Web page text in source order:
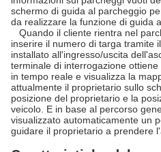
schermo di guida al parcheggio
da realizzare la funzione di guida
Quando il cliente rientra nel
inserire il numero di targa tramite
installato all'ingresso/uscita
terminale di interrogazione
in tempo reale e visualizza la
attualmente il proprietario sullo
posizione del proprietario e la
veicolo. E in base al percorso
visualizzato automaticamente un
guidare il proprietario a prendere